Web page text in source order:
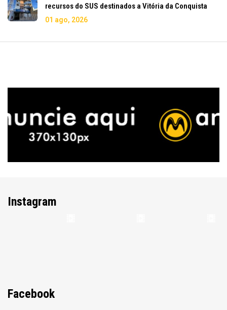
recursos do SUS destinados a Vitória da Conquista
01 ago, 2026
Instagram
Facebook